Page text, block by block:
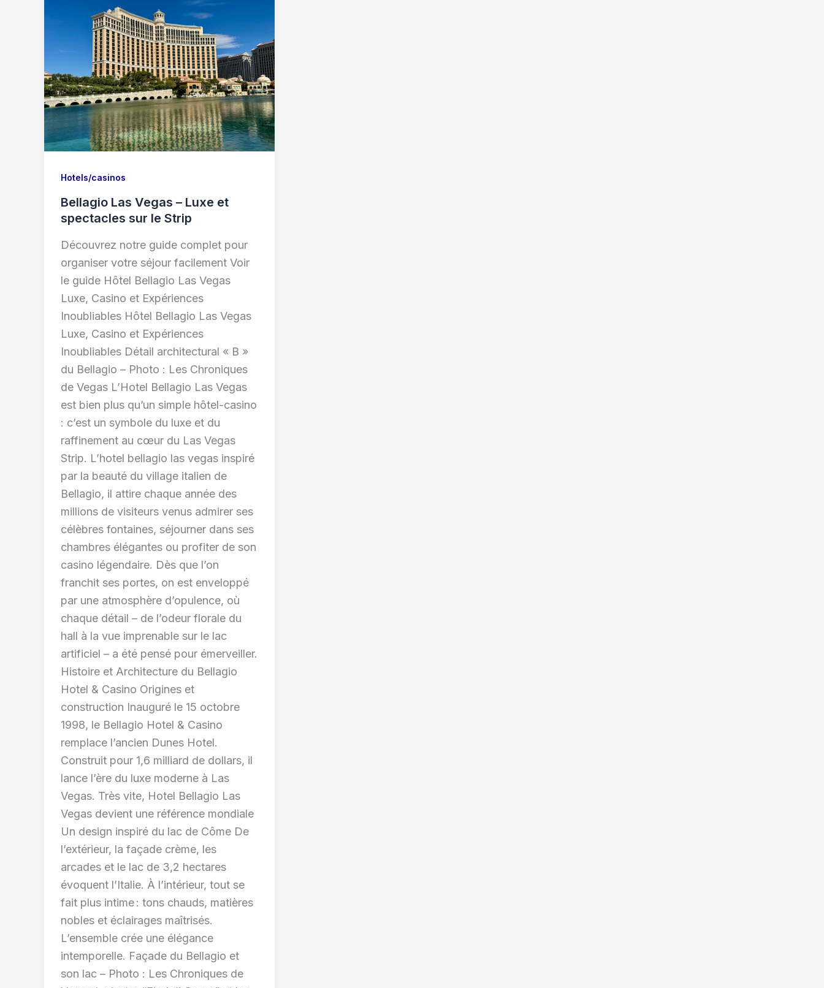
Hotels/casinos
Bellagio Las Vegas – Luxe et
spectacles sur le Strip
Découvrez notre guide complet pour
organiser votre séjour facilement Voir
le guide Hôtel Bellagio Las Vegas
Luxe, Casino et Expériences
Inoubliables Hôtel Bellagio Las Vegas
Luxe, Casino et Expériences
Inoubliables Détail architectural « B »
du Bellagio – Photo : Les Chroniques
de Vegas L’Hotel Bellagio Las Vegas
est bien plus qu’un simple hôtel-casino
: c’est un symbole du luxe et du
raffinement au cœur du Las Vegas
Strip. L’hotel bellagio las vegas inspiré
par la beauté du village italien de
Bellagio, il attire chaque année des
millions de visiteurs venus admirer ses
célèbres fontaines, séjourner dans ses
chambres élégantes ou profiter de son
casino légendaire. Dès que l’on
franchit ses portes, on est enveloppé
par une atmosphère d’opulence, où
chaque détail – de l’odeur florale du
hall à la vue imprenable sur le lac
artificiel – a été pensé pour émerveiller.
Histoire et Architecture du Bellagio
Hotel & Casino Origines et
construction Inauguré le 15 octobre
1998, le Bellagio Hotel & Casino
remplace l’ancien Dunes Hotel.
Construit pour 1,6 milliard de dollars, il
lance l’ère du luxe moderne à Las
Vegas. Très vite, Hotel Bellagio Las
Vegas devient une référence mondiale
Un design inspiré du lac de Côme De
l’extérieur, la façade crème, les
arcades et le lac de 3,2 hectares
évoquent l’Italie. À l’intérieur, tout se
fait plus intime : tons chauds, matières
nobles et éclairages maîtrisés.
L’ensemble crée une élégance
intemporelle. Façade du Bellagio et
son lac – Photo : Les Chroniques de